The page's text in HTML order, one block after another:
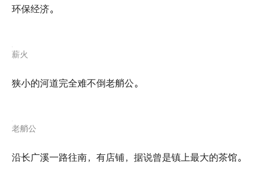
环保经济。
薪火
狭小的河道完全难不倒老艄公。
老艄公
沿长广溪一路往南，有店铺，据说曾是镇上最大的茶馆。